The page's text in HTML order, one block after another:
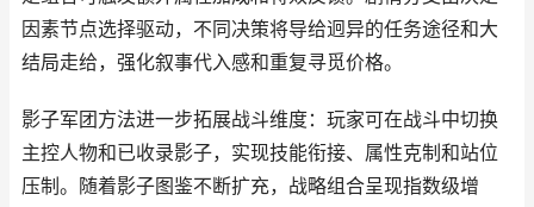
因素节点选择驱动，不同决策将导给迥异的任务途径和大
结局走给，强化叙事代入感和重复寻觅价格。
影子军团方法进一步拓展战斗维度：玩家可在战斗中切换
主控人物和已收录影子，实现技能衔接、属性克制和站位
压制。随着影子图鉴不断扩充，战略组合呈现指数级增